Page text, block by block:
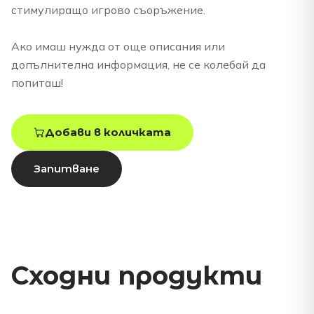
стимулиращо игрово съоръжение.
Ако имаш нужда от още описания или
допълнителна информация, не се колебай да
попиташ!
Добави в количката
Запитване
Сходни продукти